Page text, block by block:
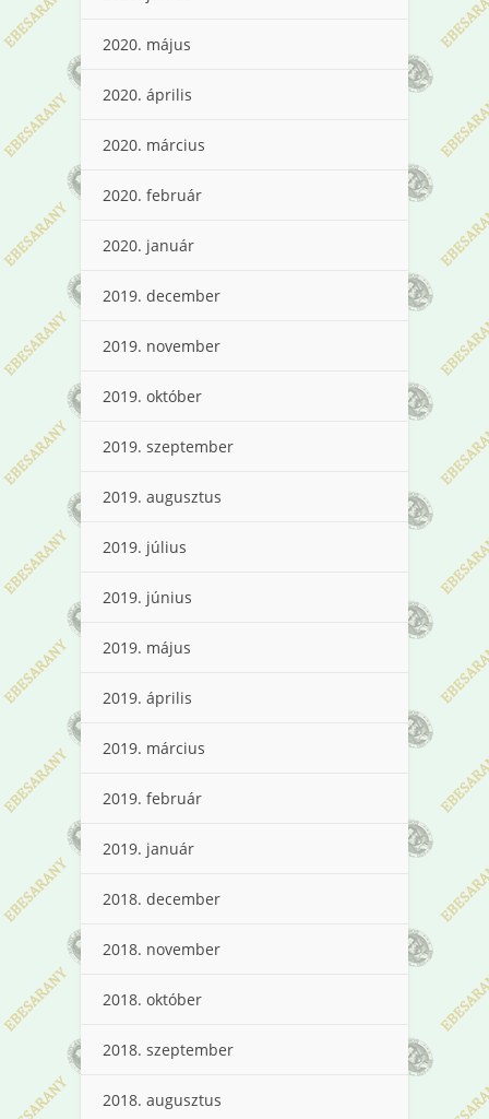
2020. május
2020. április
2020. március
2020. február
2020. január
2019. december
2019. november
2019. október
2019. szeptember
2019. augusztus
2019. július
2019. június
2019. május
2019. április
2019. március
2019. február
2019. január
2018. december
2018. november
2018. október
2018. szeptember
2018. augusztus